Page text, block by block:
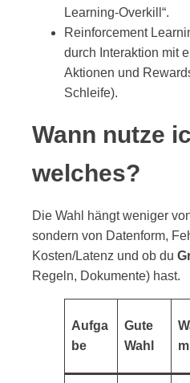
Learning-Overkill“.
Reinforcement
durch Interaktion mit
Aktionen und
Schleife).
Wann nutze
welches?
Die Wahl hängt weniger
sondern von Datenform,
Kosten/Latenz und ob du
Regeln, Dokumente) hast.
Aufga
be
Gute
Wahl
m